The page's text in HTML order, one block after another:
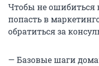
Чтобы не ошибиться
попасть в
обратиться за
— Базовые шаги